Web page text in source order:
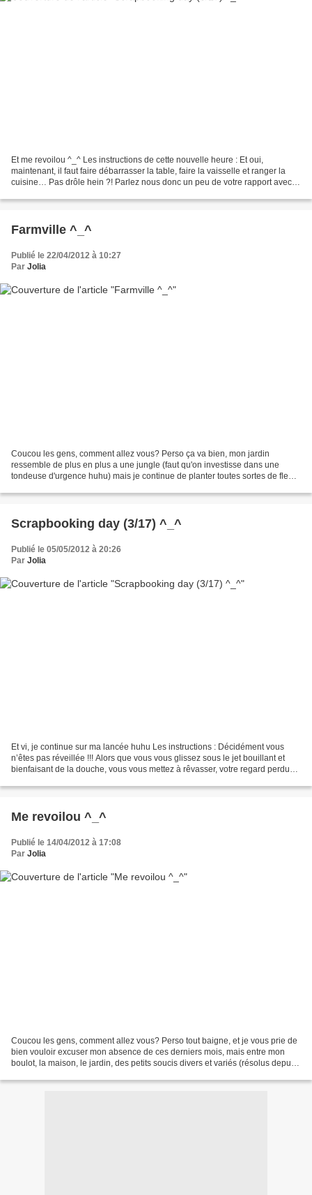
Et me revoilou ^_^ Les instructions de cette nouvelle heure : Et oui,
maintenant, il faut faire débarrasser la table, faire la vaisselle et ranger la
cuisine… Pas drôle hein ?! Parlez nous donc un peu de votre rapport avec
Farmville ^_^
Publié le 22/04/2012 à 10:27
Par Jolia
Coucou les gens, comment allez vous? Perso ça va bien, mon jardin
ressemble de plus en plus a une jungle (faut qu'on investisse dans une
tondeuse d'urgence huhu) mais je continue de planter toutes sortes de fleurs
Scrapbooking day (3/17) ^_^
Publié le 05/05/2012 à 20:26
Par Jolia
Et vi, je continue sur ma lancée huhu Les instructions : Décidément vous
n’êtes pas réveillée !!! Alors que vous vous glissez sous le jet bouillant et
bienfaisant de la douche, vous vous mettez à rêvasser, votre regard perdu
Me revoilou ^_^
Publié le 14/04/2012 à 17:08
Par Jolia
Coucou les gens, comment allez vous? Perso tout baigne, et je vous prie de
bien vouloir excuser mon absence de ces derniers mois, mais entre mon
boulot, la maison, le jardin, des petits soucis divers et variés (résolus depuis